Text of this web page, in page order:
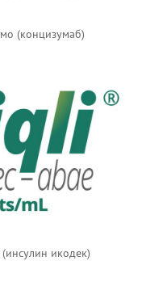
(концизумаб)
икодек)